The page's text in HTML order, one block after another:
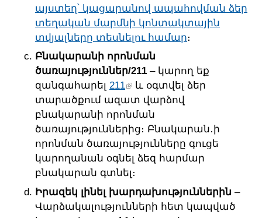
այստեղ՝ կացարանով ապահովման ձեր
տեղական մարմնի կոնտակտային
տվյալները տեսնելու համար։
Բնակարանի որոնման
ծառայություններ/211 – կարող եք
զանգահարել 211
և օգտվել ձեր
տարածքում ազատ վարձով
բնակարանի որոնման
ծառայություններից։ Բնակարան․ի
որոնման ծառայությունները գուցե
կարողանան օգնել ձեզ հարմար
բնակարան գտնել։
Իրազեկ լինել խարդախություններին –
Վարձակալությունների հետ կապված